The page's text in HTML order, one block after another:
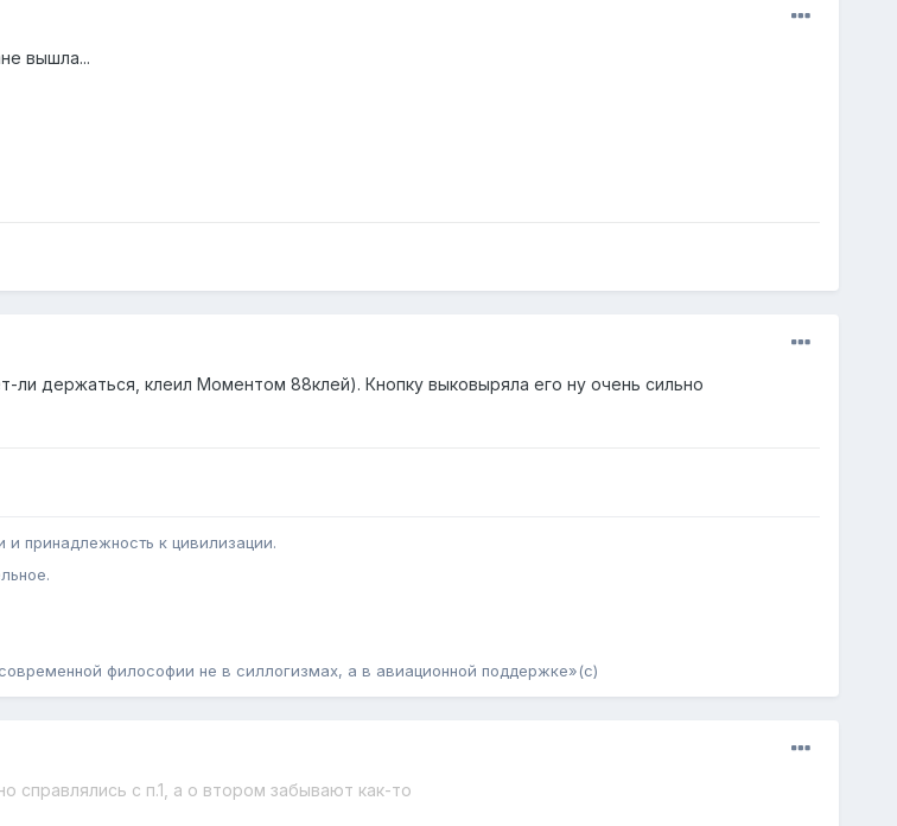
вышла...
ли держаться, клеил Моментом 88клей). Кнопку выковыряла его ну очень сильно
принадлежность к цивилизации.
философии не в силлогизмах, а в авиационной поддержке»(с)
справлялись с п.1, а о втором забывают как-то